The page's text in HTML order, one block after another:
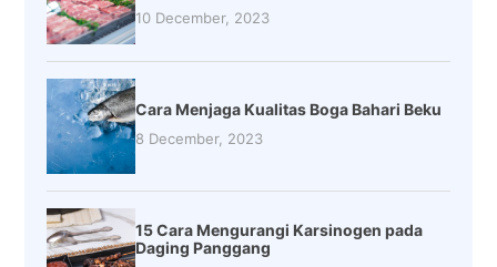
10 December, 2023
Cara Menjaga Kualitas Boga Bahari Beku
8 December, 2023
15 Cara Mengurangi Karsinogen pada
Daging Panggang